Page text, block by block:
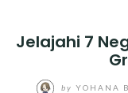
Jelajahi 7
by YOHANA
SENI KERAJINAN
INFO GAMES